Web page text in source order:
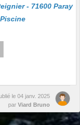
- 71600 Paray
le 04 janv. 2025
par Viard Bruno